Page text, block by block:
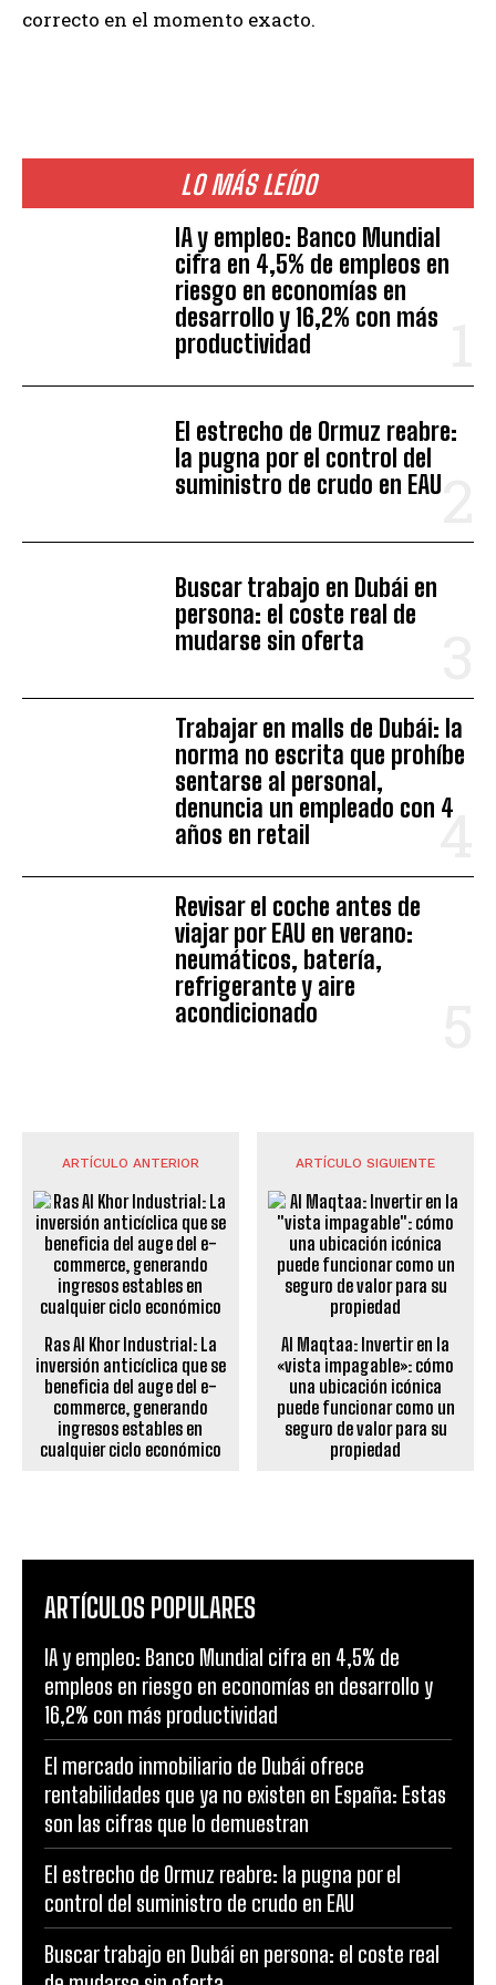
LO MÁS LEÍDO
IA y empleo: Banco Mundial
cifra en 4,5% de empleos en
riesgo en economías en
desarrollo y 16,2% con más
productividad
El estrecho de Ormuz reabre:
la pugna por el control del
suministro de crudo en EAU
Buscar trabajo en Dubái en
persona: el coste real de
mudarse sin oferta
Trabajar en malls de Dubái: la
norma no escrita que prohíbe
sentarse al personal,
denuncia un empleado con 4
años en retail
Revisar el coche antes de
viajar por EAU en verano:
neumáticos, batería,
refrigerante y aire
acondicionado
correcto en el momento exacto.
ARTÍCULO ANTERIOR
Ras Al Khor Industrial: La
inversión anticíclica que se
beneficia del auge del e-
commerce, generando
ingresos estables en
cualquier ciclo económico
ARTÍCULO SIGUIENTE
Al Maqtaa: Invertir en la
«vista impagable»: cómo
una ubicación icónica
puede funcionar como un
seguro de valor para su
propiedad
ARTÍCULOS POPULARES
IA y empleo: Banco Mundial cifra en 4,5% de
empleos en riesgo en economías en desarrollo y
16,2% con más productividad
El mercado inmobiliario de Dubái ofrece
rentabilidades que ya no existen en España: Estas
son las cifras que lo demuestran
El estrecho de Ormuz reabre: la pugna por el
control del suministro de crudo en EAU
Buscar trabajo en Dubái en persona: el coste real